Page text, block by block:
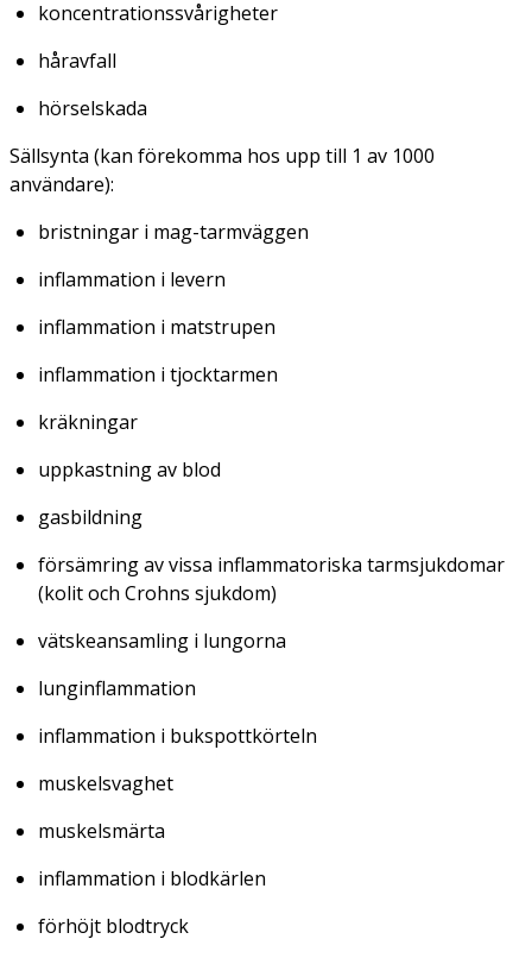
koncentrationssvårigheter
håravfall
hörselskada
Sällsynta (kan förekomma hos upp till 1 av 1000
användare):
bristningar i mag-tarmväggen
inflammation i levern
inflammation i matstrupen
inflammation i tjocktarmen
kräkningar
uppkastning av blod
gasbildning
försämring av vissa inflammatoriska tarmsjukdomar
(kolit och Crohns sjukdom)
vätskeansamling i lungorna
lunginflammation
inflammation i bukspottkörteln
muskelsvaghet
muskelsmärta
inflammation i blodkärlen
förhöjt blodtryck